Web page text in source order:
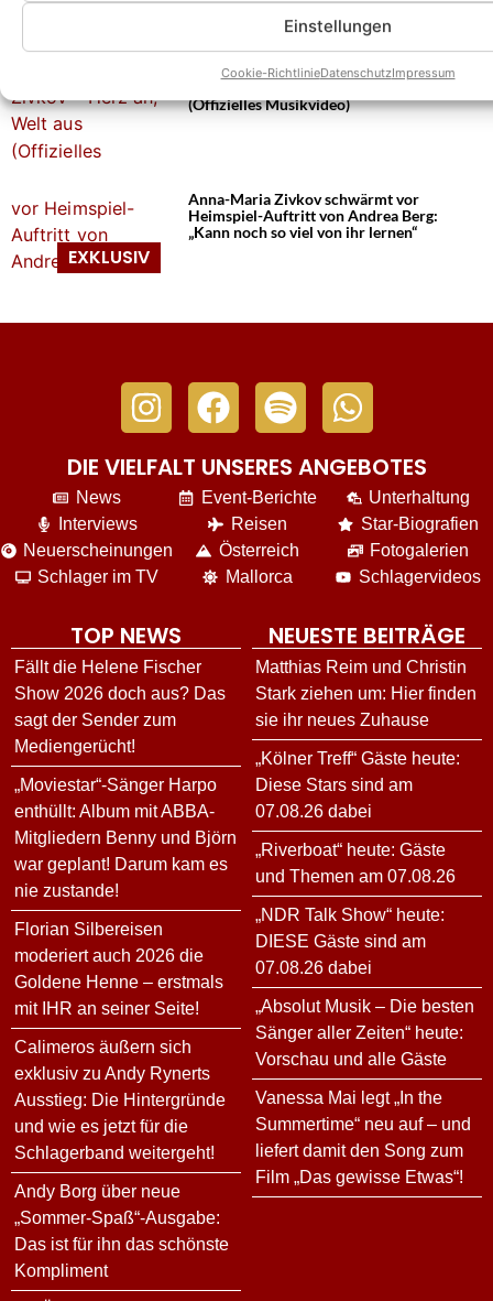
Einstellungen
Cookie-RichtlinieDatenschutzImpressum
(Offizielles Musikvideo)
Anna-Maria Zivkov schwärmt vor
Heimspiel-Auftritt von Andrea Berg:
„Kann noch so viel von ihr lernen“
DIE VIELFALT UNSERES ANGEBOTES
News
Interviews
Neuerscheinungen
Schlager im TV
Event-Berichte
Reisen
Österreich
Mallorca
Unterhaltung
Star-Biografien
Fotogalerien
Schlagervideos
TOP NEWS
Fällt die Helene Fischer
Show 2026 doch aus? Das
sagt der Sender zum
Mediengerücht!
„Moviestar“-Sänger Harpo
enthüllt: Album mit ABBA-
Mitgliedern Benny und Björn
war geplant! Darum kam es
nie zustande!
Florian Silbereisen
moderiert auch 2026 die
Goldene Henne – erstmals
mit IHR an seiner Seite!
Calimeros äußern sich
exklusiv zu Andy Rynerts
Ausstieg: Die Hintergründe
und wie es jetzt für die
Schlagerband weitergeht!
Andy Borg über neue
„Sommer-Spaß“-Ausgabe:
Das ist für ihn das schönste
Kompliment
NEUESTE BEITRÄGE
Matthias Reim und Christin
Stark ziehen um: Hier finden
sie ihr neues Zuhause
„Kölner Treff“ Gäste heute:
Diese Stars sind am
07.08.26 dabei
„Riverboat“ heute: Gäste
und Themen am 07.08.26
„NDR Talk Show“ heute:
DIESE Gäste sind am
07.08.26 dabei
„Absolut Musik – Die besten
Sänger aller Zeiten“ heute:
Vorschau und alle Gäste
Vanessa Mai legt „In the
Summertime“ neu auf – und
liefert damit den Song zum
Film „Das gewisse Etwas“!